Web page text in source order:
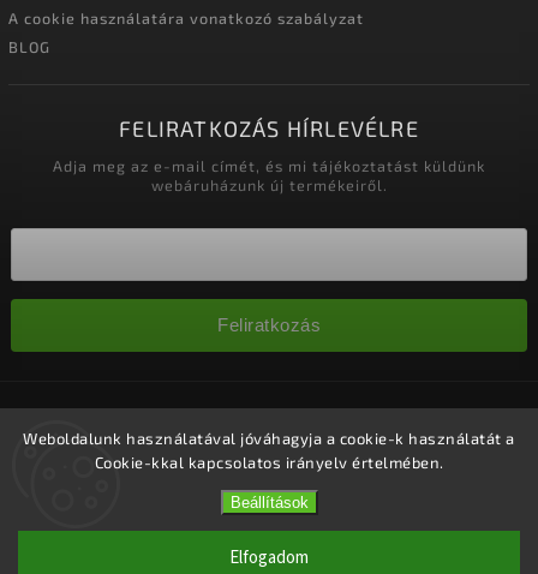
Weboldalunk használatával jóváhagyja a cookie-k használatát a
Cookie-kkal kapcsolatos irányelv értelmében.
Beállítások
Elfogadom
A cookie használatára vonatkozó szabályzat
BLOG
FELIRATKOZÁS HÍRLEVÉLRE
Adja meg az e-mail címét, és mi tájékoztatást küldünk
webáruházunk új termékeiről.
Feliratkozás
fenntartva.
Süti beállítások szerkesztése
Shoptet| Design